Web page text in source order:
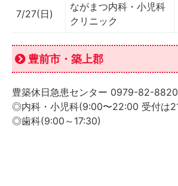
7/27(日)
ながまつ内科・小児科
クリニック
豊前市・築上郡
豊築休日急患センター 0979-82-8820
◎内科・小児科(9:00〜22:00 受付は
◎歯科(9:00～17:30)